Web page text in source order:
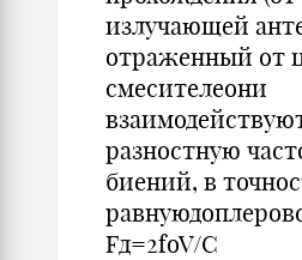
излучающей
отраженный от
смесителеони
разностную
биений, в
Fд=2foV/C